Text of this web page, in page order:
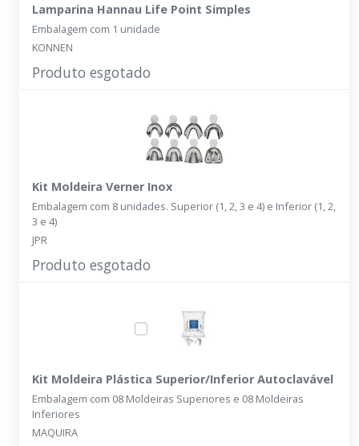
Lamparina Hannau Life Point Simples
Embalagem com 1 unidade
KONNEN
Produto esgotado
Kit Moldeira Verner Inox
Embalagem com 8 unidades. Superior (1, 2, 3 e 4) e Inferior (1, 2,
3 e 4)
JPR
Produto esgotado
Kit Moldeira Plástica Superior/Inferior Autoclavável
Embalagem com 08 Moldeiras Superiores e 08 Moldeiras
Inferiores
MAQUIRA